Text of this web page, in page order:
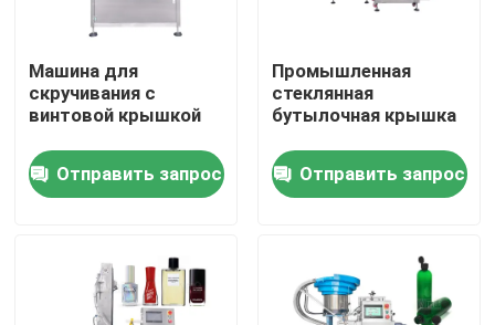
Дом
Продукты
Машина для
скручивания с
винтовой крышкой
Отправить запрос
Промышленная
стеклянная
бутылочная крышка
Отправить запрос